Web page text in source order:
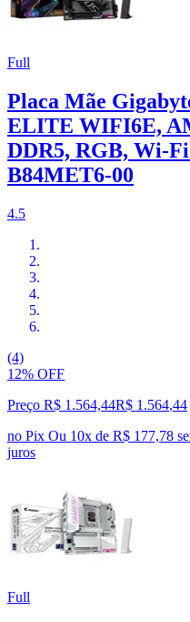
Full
Placa Mãe
ELITE WIFI6E,
DDR5, RGB, Wi-
B84MET6-00
4.5
(4)
12% OFF
Preço R$ 1.564,44R$ 1.564,44
no Pix Ou 10x de R$ 177,78
juros
Full